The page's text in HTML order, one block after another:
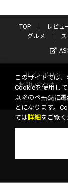
TOP レビュ
グルメ
サイトポリシー
お問い合わせ
このサイトでは
Cookieを使用し
以降のページに
とになります。
ては詳細 をご覧く